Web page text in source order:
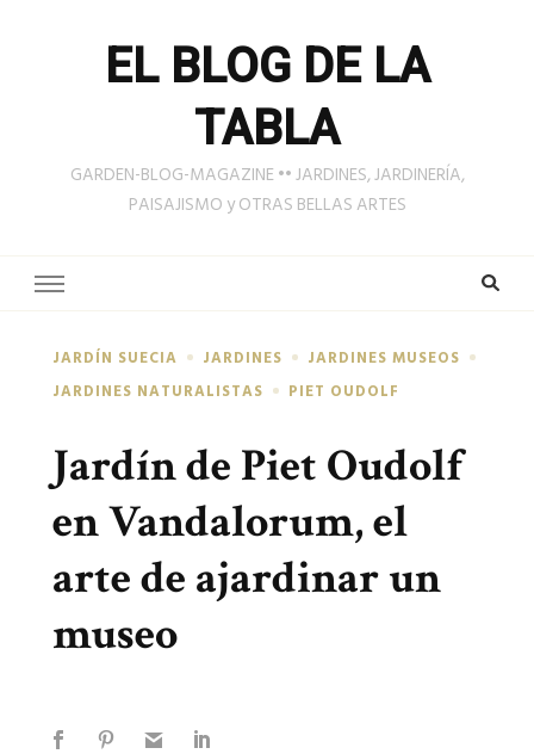
EL BLOG DE LA
TABLA
GARDEN-BLOG-MAGAZINE •• JARDINES, JARDINERÍA,
PAISAJISMO y OTRAS BELLAS ARTES
JARDÍN SUECIA JARDINES
JARDINES MUSEOS
JARDINES NATURALISTAS
PIET OUDOLF
Jardín de Piet Oudolf
en Vandalorum, el
arte de ajardinar un
museo